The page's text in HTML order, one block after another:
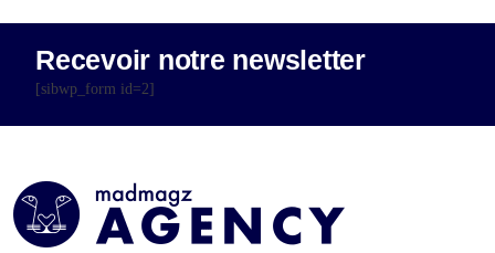
Recevoir notre newsletter
[sibwp_form id=2]